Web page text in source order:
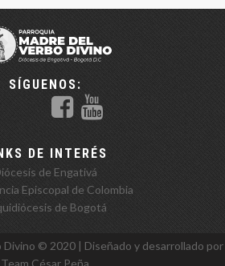
SÍGUENOS:
DE INTERÉS
de Engativá
Episcopal de Colombia
de Bogotá
Divino ©️ 2020 | Diseñado y desarrollado por
Team César Peña